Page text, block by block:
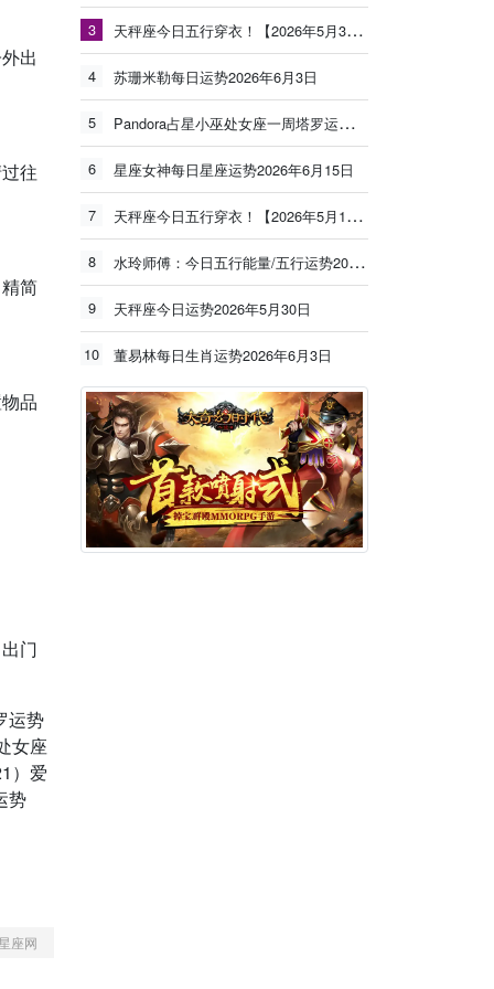
出
往
简
品
门
运势
女座
）爱
势
座网
3 天秤座今日五行穿衣！【2026年5月30日】
4 苏珊米勒每日运势2026年6月3日
5 Pandora占星小巫处女座一周塔罗运势（6.8-6.14）
6 星座女神每日星座运势2026年6月15日
7 天秤座今日五行穿衣！【2026年5月19日】
8 水玲师傅：今日五行能量/五行运势2026年5月25日
9 天秤座今日运势2026年5月30日
10 董易林每日生肖运势2026年6月3日